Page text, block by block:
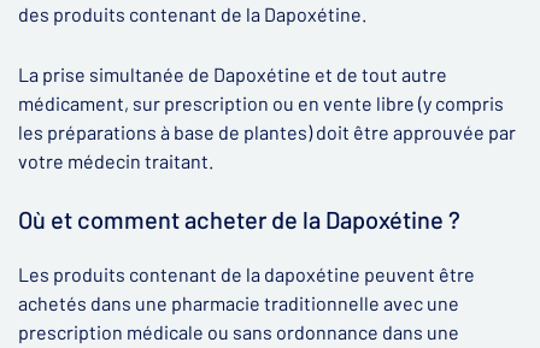
des produits contenant de la Dapoxétine.
La prise simultanée de Dapoxétine et de tout autre
médicament, sur prescription ou en vente libre (y compris
les préparations à base de plantes) doit être approuvée par
votre médecin traitant.
Où et comment acheter de la Dapoxétine ?
Les produits contenant de la dapoxétine peuvent être
achetés dans une pharmacie traditionnelle avec une
prescription médicale ou sans ordonnance dans une